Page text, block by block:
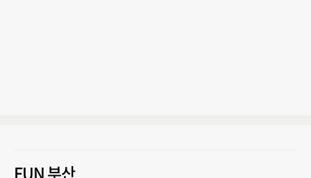
FUN 부산